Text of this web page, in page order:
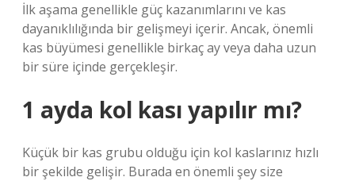
İlk aşama genellikle güç kazanımlarını ve kas
dayanıklılığında bir gelişmeyi içerir. Ancak, önemli
kas büyümesi genellikle birkaç ay veya daha uzun
bir süre içinde gerçekleşir.
1 ayda kol kası yapılır mı?
Küçük bir kas grubu olduğu için kol kaslarınız hızlı
bir şekilde gelişir. Burada en önemli şey size